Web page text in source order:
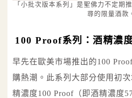
「小批次版本系列」是聖佛力不定期
尋的限量酒款
100 Proof系列：酒精濃
早先在歐美市場推出的100
購熱潮。此系列大部分使用初
精濃度100 Proof（即酒精濃度